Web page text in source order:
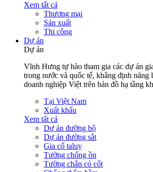
Xem tất cả
Thương mại
Sản xuất
Thi công
Dự án
Dự án
Vĩnh Hưng tự hào tham gia các dự án
trong nước và quốc tế, khẳng định năng
doanh nghiệp Việt trên bản đồ hạ tầng
Tại Việt Nam
Xuất khẩu
Xem tất cả
Dự án đường bộ
Dự án đường sắt
Gia cố taluy
Tường chống ồn
Tường chắn có cốt